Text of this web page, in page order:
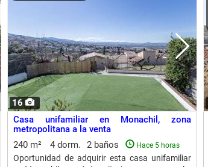
16
Casa unifamiliar en Monachil, zona
metropolitana a la venta
240 m²
4 dorm. 2 baños Hace 5 horas
Oportunidad de adquirir esta casa unifamiliar